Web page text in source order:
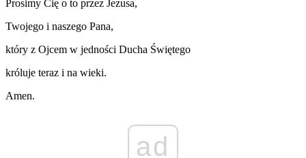
Prosimy Cię o to przez Jezusa,
Twojego i naszego Pana,
który z Ojcem w jedności Ducha Świętego
króluje teraz i na wieki.
Amen.
ad